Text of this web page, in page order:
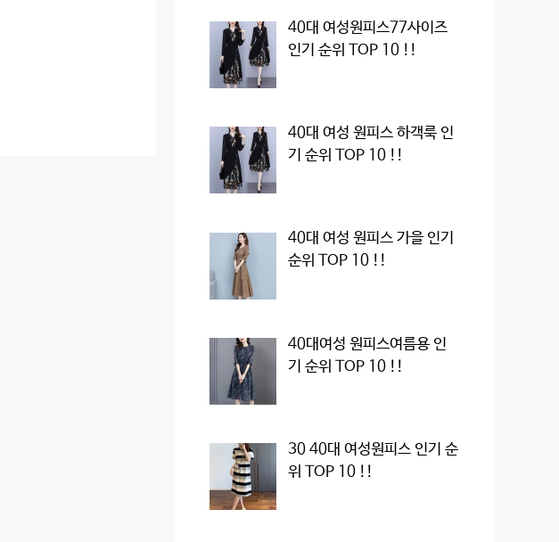
40대 여성원피스77사이즈
인기 순위 TOP 10 !!
40대 여성 원피스 하객룩 인
기 순위 TOP 10 !!
40대 여성 원피스 가을 인기
순위 TOP 10 !!
40대여성 원피스여름용 인
기 순위 TOP 10 !!
30 40대 여성원피스 인기 순
위 TOP 10 !!